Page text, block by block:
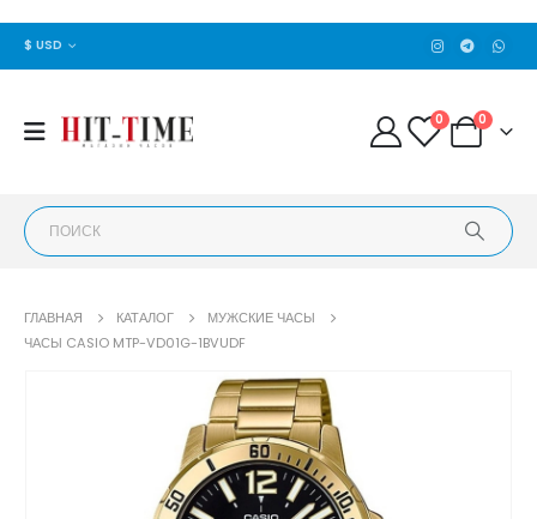
$ USD
0 0
ГЛАВНАЯ КАТАЛОГ
МУЖСКИЕ ЧАСЫ
ЧАСЫ CASIO MTP-VD01G-1BVUDF